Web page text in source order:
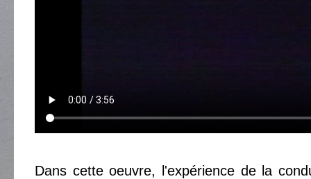
Dans cette oeuvre, l'expérience de la